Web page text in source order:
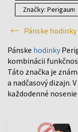
Značky: Perigaum
Pánske hodinky
Pánske hodinky
kombinácii
Táto značka je
a nadčasový dizajn.
každodenné